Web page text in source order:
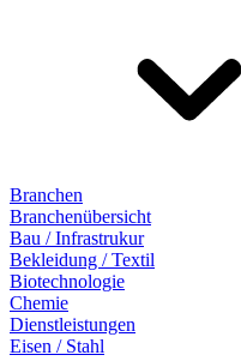
Branchen
Branchenübersicht
Bau / Infrastrukur
Bekleidung / Textil
Biotechnologie
Chemie
Dienstleistungen
Eisen / Stahl